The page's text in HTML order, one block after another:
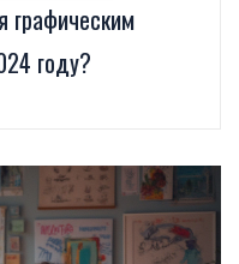
графическим
году?